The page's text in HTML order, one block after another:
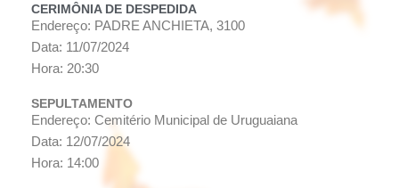
CERIMÔNIA DE DESPEDIDA
Endereço: PADRE ANCHIETA, 3100
Data: 11/07/2024
Hora: 20:30
SEPULTAMENTO
Endereço: Cemitério Municipal de Uruguaiana
Data: 12/07/2024
Hora: 14:00